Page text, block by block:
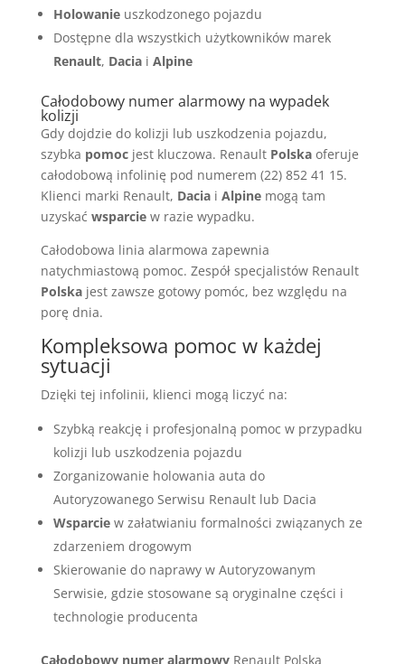
Holowanieuszkodzonego pojazdu
Dostępne dla wszystkich użytkowników marek
Renault, Daciai Alpine
Całodobowy numer alarmowy na wypadek
kolizji
Gdy dojdzie do kolizji lub uszkodzenia pojazdu,
szybka pomocjest kluczowa. Renault Polskaoferuje
całodobową infolinię pod numerem (22) 852 41 15.
Klienci marki Renault, Daciai Alpinemogą tam
uzyskać wsparciew razie wypadku.
Całodobowa linia alarmowa zapewnia
natychmiastową pomoc. Zespół specjalistów Renault
Polskajest zawsze gotowy pomóc, bez względu na
porę dnia.
Kompleksowa pomoc w każdej
sytuacji
Dzięki tej infolinii, klienci mogą liczyć na:
Szybką reakcję i profesjonalną pomoc w przypadku
kolizji lub uszkodzenia pojazdu
Zorganizowanie holowania auta do
Autoryzowanego Serwisu Renault lub Dacia
Wsparciew załatwianiu formalności związanych ze
zdarzeniem drogowym
Skierowanie do naprawy w Autoryzowanym
Serwisie, gdzie stosowane są oryginalne części i
technologie producenta
Całodobowy numer alarmowyRenault Polska